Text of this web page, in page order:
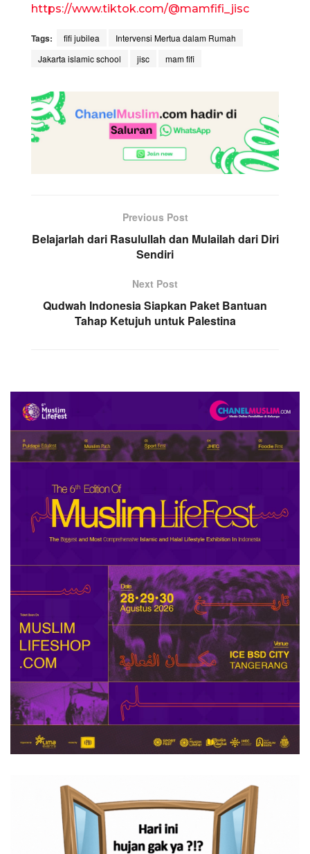
https://www.tiktok.com/@mamfifi_jisc
Tags: fifi jubilea
Intervensi Mertua dalam Rumah
Jakarta islamic school
jisc mam fifi
Previous Post
Belajarlah dari Rasulullah dan Mulailah dari Diri
Sendiri
Next Post
Qudwah Indonesia Siapkan Paket Bantuan
Tahap Ketujuh untuk Palestina